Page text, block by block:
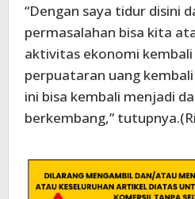
“Dengan saya tidur disini
permasalahan bisa kita
aktivitas ekonomi
perpuataran uang
ini bisa kembali menjadi
berkembang,”